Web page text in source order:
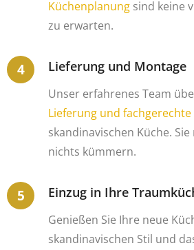
Küchenplanung sind keine
zu erwarten.
Lieferung und Montage
Unser erfahrenes Team
Lieferung und
skandinavischen Küche.
nichts kümmern.
Einzug in Ihre
Genießen Sie Ihre neue
skandinavischen Stil und